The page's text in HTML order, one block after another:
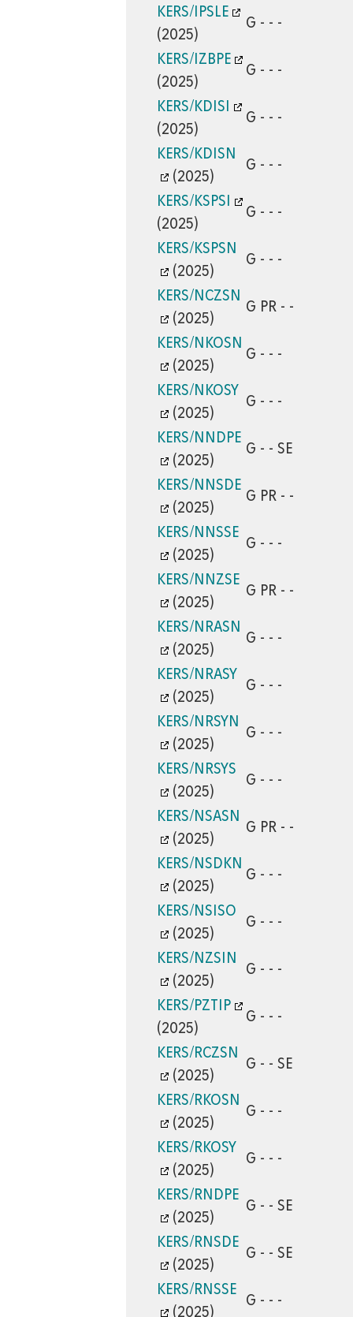
KERS/IPSLE
(2025)
G - - -
KERS/IZBPE
(2025)
G - - -
KERS/KDISI
(2025)
G - - -
KERS/KDISN
(2025)
G - - -
KERS/KSPSI
(2025)
G - - -
KERS/KSPSN
(2025)
G - - -
KERS/NCZSN
(2025)
G PR - -
KERS/NKOSN
(2025)
G - - -
KERS/NKOSY
(2025)
G - - -
KERS/NNDPE
(2025)
G - - SE
KERS/NNSDE
(2025)
G PR - -
KERS/NNSSE
(2025)
G - - -
KERS/NNZSE
(2025)
G PR - -
KERS/NRASN
(2025)
G - - -
KERS/NRASY
(2025)
G - - -
KERS/NRSYN
(2025)
G - - -
KERS/NRSYS
(2025)
G - - -
KERS/NSASN
(2025)
G PR - -
KERS/NSDKN
(2025)
G - - -
KERS/NSISO
(2025)
G - - -
KERS/NZSIN
(2025)
G - - -
KERS/PZTIP
(2025)
G - - -
KERS/RCZSN
(2025)
G - - SE
KERS/RKOSN
(2025)
G - - -
KERS/RKOSY
(2025)
G - - -
KERS/RNDPE
(2025)
G - - SE
KERS/RNSDE
(2025)
G - - SE
KERS/RNSSE
(2025)
G - - -